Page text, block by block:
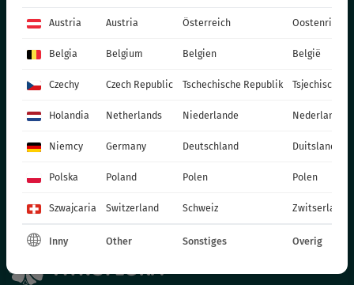
CONTACT
VITROFLORA Grupa Producentów Spółka z o.o.
Trzęsacz 25 86-022 Dobrcz
e-mail: info@vitroflora.com.pl
Austria Austria Österreich Oostenrijk
Belgia Belgium Belgien België
Czechy Czech Republic Tschechische Republik Tsjechische
Holandia Netherlands Niederlande Nederland
Niemcy Germany Deutschland Duitsland
Polska Poland Polen Polen
Szwajcaria Switzerland Schweiz Zwitserland
Inny Other Sonstiges Overig